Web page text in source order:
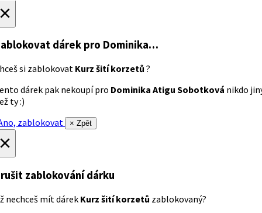
dárek pro Dominika…
si zablokovat Kurz šití korzetů ?
dárek pak nekoupí pro Dominika Atigu Sobotková nikdo
ty :)
zablokovat
× Zpět
zablokování dárku
nechceš mít dárek Kurz šití korzetů zablokovaný?